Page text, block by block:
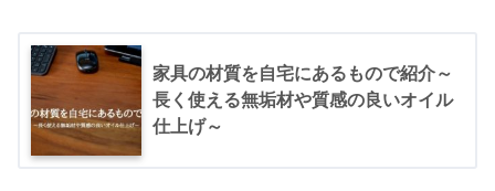
家具の材質を自宅にあるもので紹介～
長く使える無垢材や質感の良いオイル
仕上げ～